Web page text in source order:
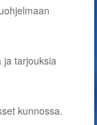
ja tarjouksia
kunnossa.